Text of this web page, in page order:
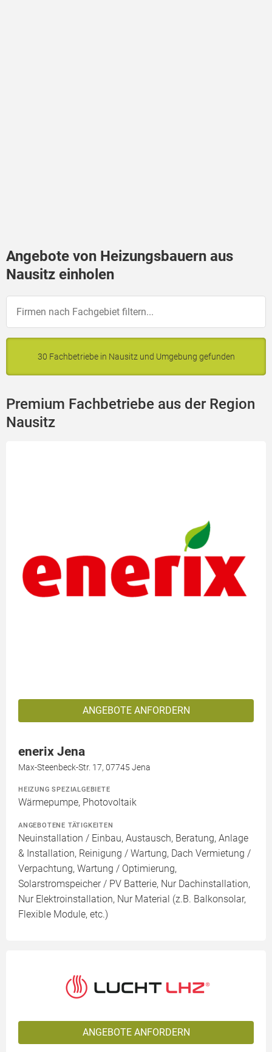
Angebote von Heizungsbauern aus
Nausitz einholen
30 Fachbetriebe in Nausitz und Umgebung gefunden
Premium Fachbetriebe aus der Region
Nausitz
ANGEBOTE ANFORDERN
enerix Jena
Max-Steenbeck-Str. 17, 07745 Jena
HEIZUNG SPEZIALGEBIETE
Wärmepumpe, Photovoltaik
ANGEBOTENE TÄTIGKEITEN
Neuinstallation / Einbau, Austausch, Beratung, Anlage
& Installation, Reinigung / Wartung, Dach Vermietung /
Verpachtung, Wartung / Optimierung,
Solarstromspeicher / PV Batterie, Nur Dachinstallation,
Nur Elektroinstallation, Nur Material (z.B. Balkonsolar,
Flexible Module, etc.)
ANGEBOTE ANFORDERN